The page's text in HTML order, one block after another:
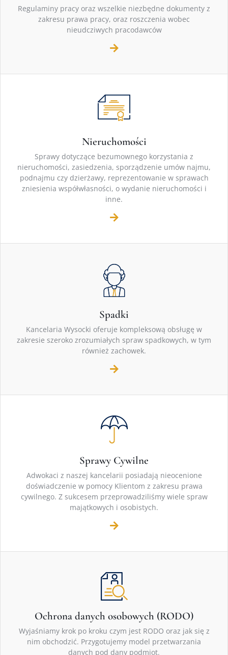
Regulaminy pracy oraz wszelkie niezbędne dokumenty z
zakresu prawa pracy, oraz roszczenia wobec
nieudcziwych pracodawców
Nieruchomości
Sprawy dotyczące bezumownego korzystania z
nieruchomości, zasiedzenia, sporządzenie umów najmu,
podnajmu czy dzierżawy, reprezentowanie w sprawach
zniesienia współwłasności, o wydanie nieruchomości i
inne.
Spadki
Kancelaria Wysocki oferuje kompleksową obsługę w
zakresie szeroko zrozumiałych spraw spadkowych, w tym
również zachowek.
Sprawy Cywilne
Adwokaci z naszej kancelarii posiadają nieocenione
doświadczenie w pomocy Klientom z zakresu prawa
cywilnego. Z sukcesem przeprowadziliśmy wiele spraw
majątkowych i osobistych.
Ochrona danych osobowych (RODO)
Wyjaśniamy krok po kroku czym jest RODO oraz jak się z
nim obchodzić. Przygotujemy model przetwarzania
danych pod dany podmiot.